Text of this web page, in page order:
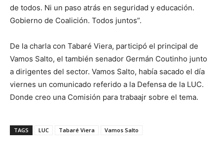
de todos. Ni un paso atrás en seguridad y educación.
Gobierno de Coalición. Todos juntos”.
De la charla con Tabaré Viera, participó el principal de
Vamos Salto, el también senador Germán Coutinho junto
a dirigentes del sector. Vamos Salto, había sacado el día
viernes un comunicado referido a la Defensa de la LUC.
Donde creo una Comisión para trabaajr sobre el tema.
TAGS LUC Tabaré Viera Vamos Salto